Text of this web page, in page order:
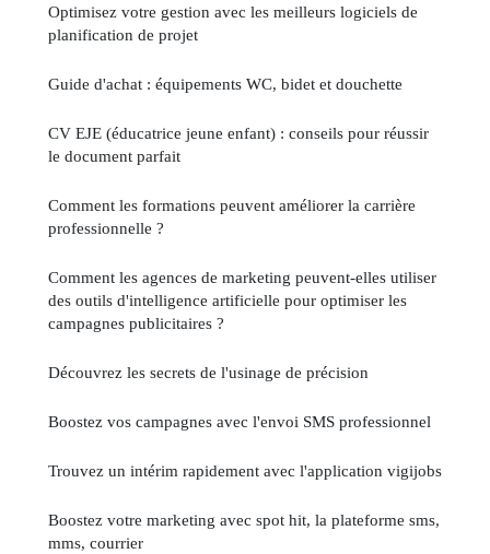
Optimisez votre gestion avec les meilleurs logiciels de
planification de projet
Guide d'achat : équipements WC, bidet et douchette
CV EJE (éducatrice jeune enfant) : conseils pour réussir
le document parfait
Comment les formations peuvent améliorer la carrière
professionnelle ?
Comment les agences de marketing peuvent-elles utiliser
des outils d'intelligence artificielle pour optimiser les
campagnes publicitaires ?
Découvrez les secrets de l'usinage de précision
Boostez vos campagnes avec l'envoi SMS professionnel
Trouvez un intérim rapidement avec l'application vigijobs
Boostez votre marketing avec spot hit, la plateforme sms,
mms, courrier